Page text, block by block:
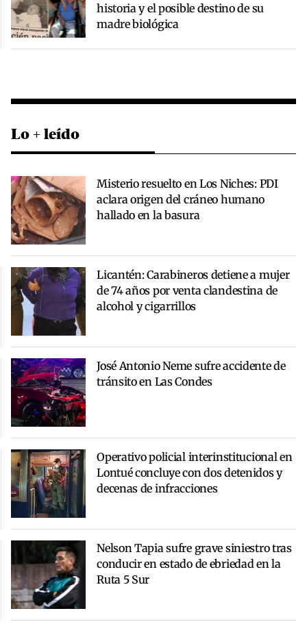
historia y el posible destino de su
madre biológica
Lo + leído
Misterio resuelto en Los Niches: PDI
aclara origen del cráneo humano
hallado en la basura
Licantén: Carabineros detiene a mujer
de 74 años por venta clandestina de
alcohol y cigarrillos
José Antonio Neme sufre accidente de
tránsito en Las Condes
Operativo policial interinstitucional en
Lontué concluye con dos detenidos y
decenas de infracciones
Nelson Tapia sufre grave siniestro tras
conducir en estado de ebriedad en la
Ruta 5 Sur